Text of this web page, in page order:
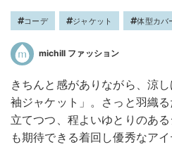
コーデ ジャケット 体型カバ
michill ファッション
きちんと感がありながら、涼
袖ジャケット」。さっと羽織
立てつつ、程よいゆとりのあ
も期待できる着回し優秀なア